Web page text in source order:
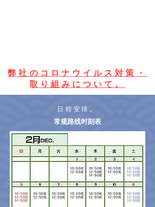
弊社のコロナウイルス対策・
取り組みについて。
日程安排。
​常规路线时刻表